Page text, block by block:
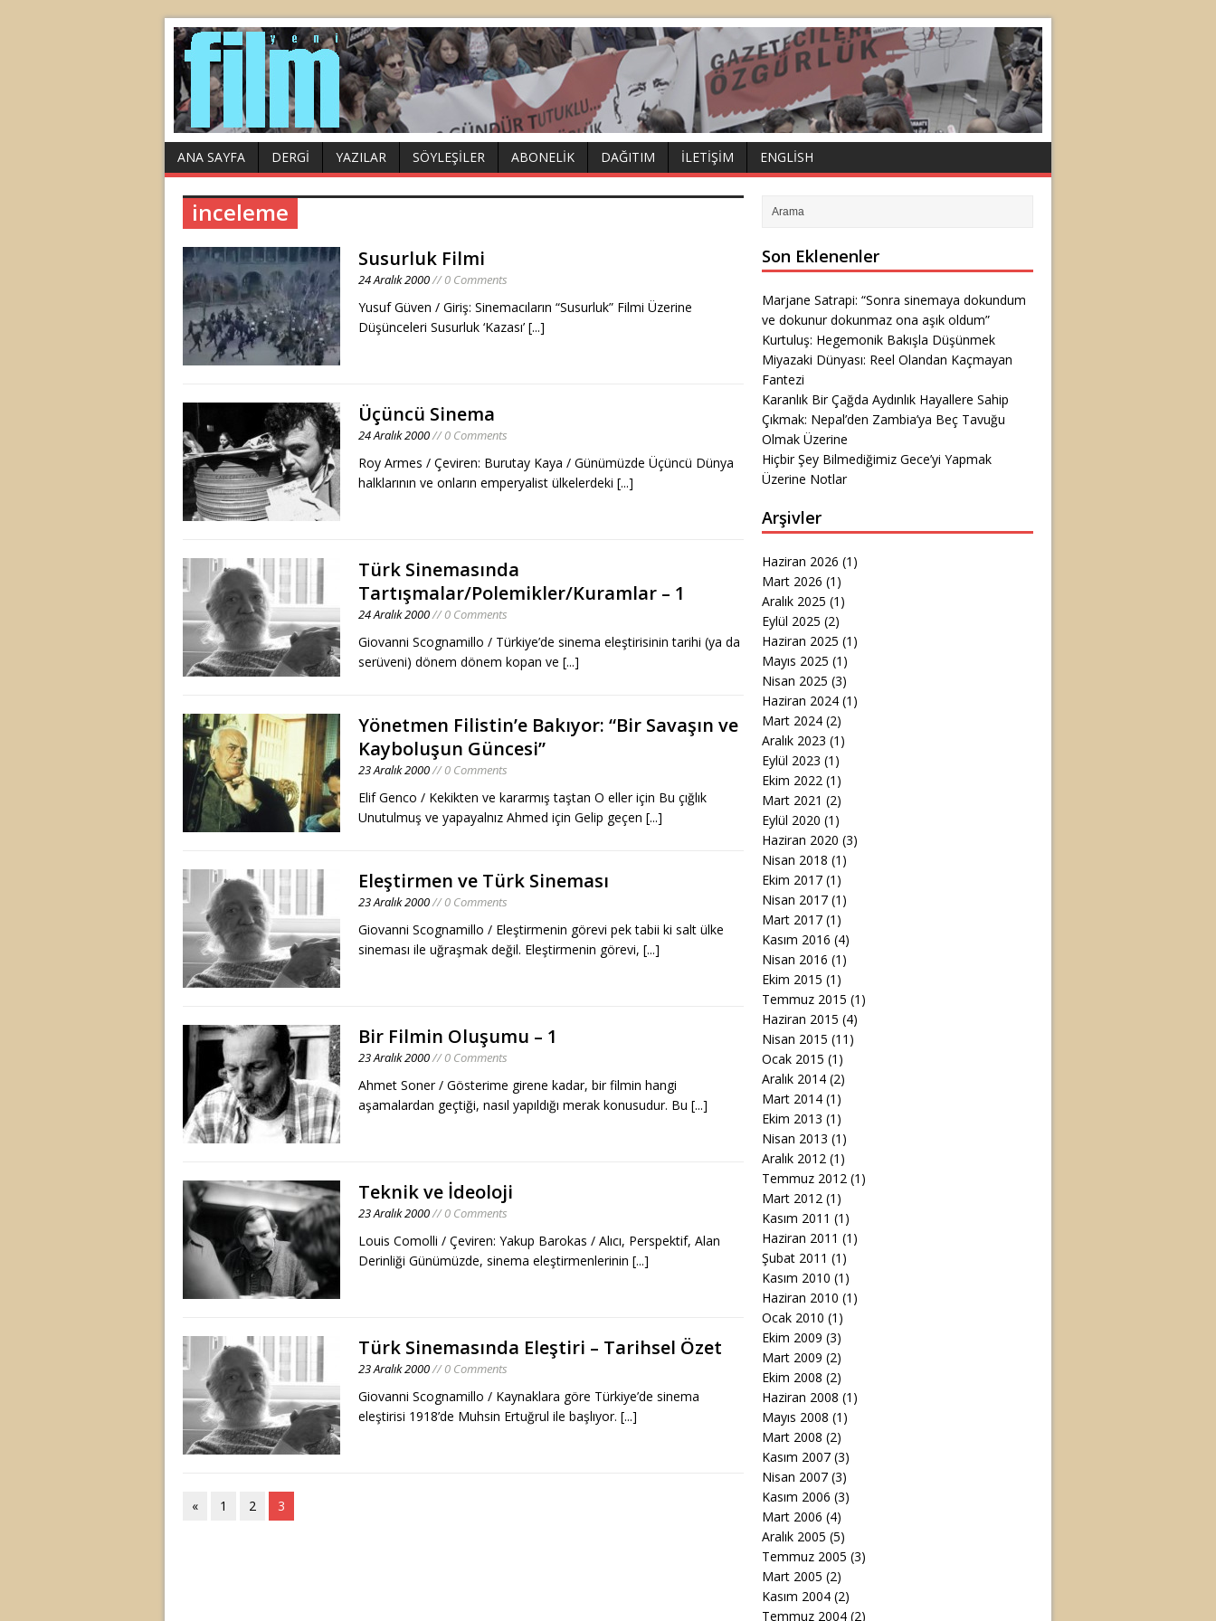
ANA SAYFA DERGI YAZILAR SÖYLEŞILER ABONELIK DAĞITIM İLETIŞIM ENGLISH
inceleme
Susurluk Filmi
24 Aralık 2000// 0 Comments
Yusuf Güven / Giriş: Sinemacıların “Susurluk” Filmi Üzerine
Düşünceleri Susurluk ‘Kazası’ [...]
Üçüncü Sinema
24 Aralık 2000// 0 Comments
Roy Armes / Çeviren: Burutay Kaya / Günümüzde Üçüncü Dünya
halklarının ve onların emperyalist ülkelerdeki [...]
Türk Sinemasında
Tartışmalar/Polemikler/Kuramlar – 1
24 Aralık 2000// 0 Comments
Giovanni Scognamillo / Türkiye’de sinema eleştirisinin tarihi (ya da
serüveni) dönem dönem kopan ve [...]
Yönetmen Filistin’e Bakıyor: “Bir Savaşın ve
Kayboluşun Güncesi”
23 Aralık 2000// 0 Comments
Elif Genco / Kekikten ve kararmış taştan O eller için Bu çığlık
Unutulmuş ve yapayalnız Ahmed için Gelip geçen [...]
Eleştirmen ve Türk Sineması
23 Aralık 2000// 0 Comments
Giovanni Scognamillo / Eleştirmenin görevi pek tabii ki salt ülke
sineması ile uğraşmak değil. Eleştirmenin görevi, [...]
Bir Filmin Oluşumu – 1
23 Aralık 2000// 0 Comments
Ahmet Soner / Gösterime girene kadar, bir filmin hangi
aşamalardan geçtiği, nasıl yapıldığı merak konusudur. Bu [...]
Teknik ve İdeoloji
23 Aralık 2000// 0 Comments
Louis Comolli / Çeviren: Yakup Barokas / Alıcı, Perspektif, Alan
Derinliği Günümüzde, sinema eleştirmenlerinin [...]
Türk Sinemasında Eleştiri – Tarihsel Özet
23 Aralık 2000// 0 Comments
Giovanni Scognamillo / Kaynaklara göre Türkiye’de sinema
eleştirisi 1918’de Muhsin Ertuğrul ile başlıyor. [...]
« 1 2 3
Son Eklenenler
Marjane Satrapi: “Sonra sinemaya dokundum
ve dokunur dokunmaz ona aşık oldum”
Kurtuluş: Hegemonik Bakışla Düşünmek
Miyazaki Dünyası: Reel Olandan Kaçmayan
Fantezi
Karanlık Bir Çağda Aydınlık Hayallere Sahip
Çıkmak: Nepal’den Zambia’ya Beç Tavuğu
Olmak Üzerine
Hiçbir Şey Bilmediğimiz Gece’yi Yapmak
Üzerine Notlar
Arşivler
Haziran 2026 (1)
Mart 2026 (1)
Aralık 2025 (1)
Eylül 2025 (2)
Haziran 2025 (1)
Mayıs 2025 (1)
Nisan 2025 (3)
Haziran 2024 (1)
Mart 2024 (2)
Aralık 2023 (1)
Eylül 2023 (1)
Ekim 2022 (1)
Mart 2021 (2)
Eylül 2020 (1)
Haziran 2020 (3)
Nisan 2018 (1)
Ekim 2017 (1)
Nisan 2017 (1)
Mart 2017 (1)
Kasım 2016 (4)
Nisan 2016 (1)
Ekim 2015 (1)
Temmuz 2015 (1)
Haziran 2015 (4)
Nisan 2015 (11)
Ocak 2015 (1)
Aralık 2014 (2)
Mart 2014 (1)
Ekim 2013 (1)
Nisan 2013 (1)
Aralık 2012 (1)
Temmuz 2012 (1)
Mart 2012 (1)
Kasım 2011 (1)
Haziran 2011 (1)
Şubat 2011 (1)
Kasım 2010 (1)
Haziran 2010 (1)
Ocak 2010 (1)
Ekim 2009 (3)
Mart 2009 (2)
Ekim 2008 (2)
Haziran 2008 (1)
Mayıs 2008 (1)
Mart 2008 (2)
Kasım 2007 (3)
Nisan 2007 (3)
Kasım 2006 (3)
Mart 2006 (4)
Aralık 2005 (5)
Temmuz 2005 (3)
Mart 2005 (2)
Kasım 2004 (2)
Temmuz 2004 (2)